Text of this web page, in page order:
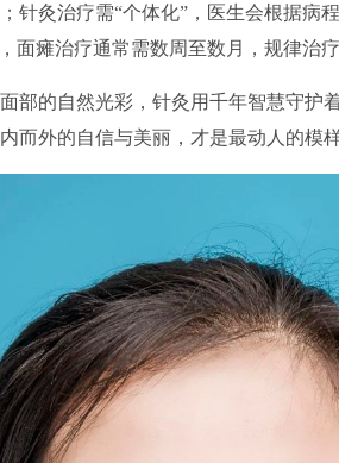
针灸治疗需“个体化”，医生会根据病
面瘫治疗通常需数周至数月，规律治
的自然光彩，针灸用千年智慧守护
而外的自信与美丽，才是最动人的模样